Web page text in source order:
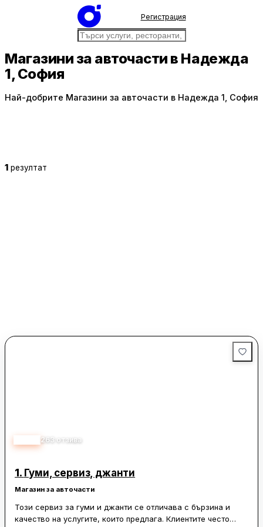
Регистрация
Магазини за авточасти в Надежда
1, София
Най-добрите Магазини за авточасти в Надежда 1, София
1 резултат
263 отзива
1. Гуми, сервиз, джанти
Магазин за авточасти
Този сервиз за гуми и джанти се отличава с бързина и
качество на услугите, които предлага. Клиентите често